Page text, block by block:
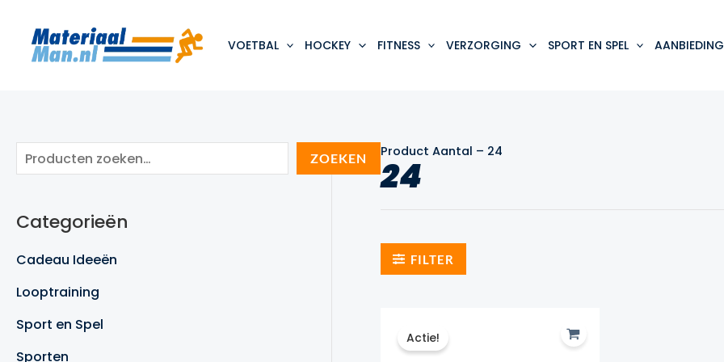
inhoud
VOETBAL HOCKEY FITNESS VERZORGING SPORT EN SPEL
o
k
e
n
ZOEKEN
Categorieën
Cadeau Ideeën
Looptraining
Sport en Spel
Sporten
Product Aantal – 24
24
FILTER
Actie!